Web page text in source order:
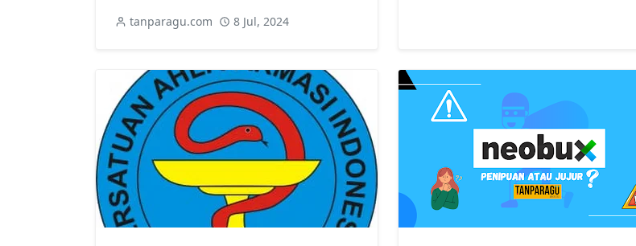
tanparagu.com 8 Jul, 2024